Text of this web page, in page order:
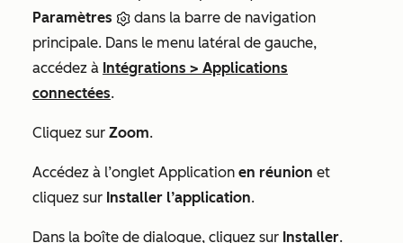
Paramètres
dans la barre de navigation
principale. Dans le menu latéral de gauche,
accédez à Intégrations > Applications
connectées.
Cliquez sur Zoom.
Accédez à l’onglet Application en réunion et
cliquez sur Installer l’application.
Dans la boîte de dialogue, cliquez sur Installer.